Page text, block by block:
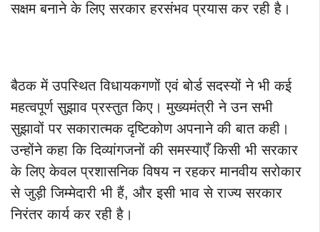
सक्षम बनाने के लिए सरकार हरसंभव प्रयास कर रही है।
बैठक में उपस्थित विधायकगणों एवं बोर्ड सदस्यों ने भी कई
महत्वपूर्ण सुझाव प्रस्तुत किए। मुख्यमंत्री ने उन सभी
सुझावों पर सकारात्मक दृष्टिकोण अपनाने की बात कही।
उन्होंने कहा कि दिव्यांगजनों की समस्याएँ किसी भी सरकार
के लिए केवल प्रशासनिक विषय न रहकर मानवीय सरोकार
से जुड़ी जिम्मेदारी भी हैं, और इसी भाव से राज्य सरकार
निरंतर कार्य कर रही है।